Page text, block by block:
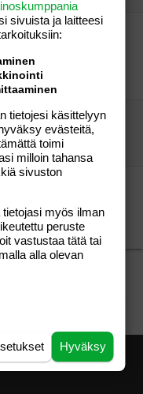
14.09.2007
Aihe vapaa
tosta
Aihe vapaa
sivuista ja laitteesi
tietojesi käsittelyyn
evästeitä,
toimi
milloin tahansa
sivuston
myös ilman
peruste
vastustaa tätä tai
alla olevan
Hyväksy